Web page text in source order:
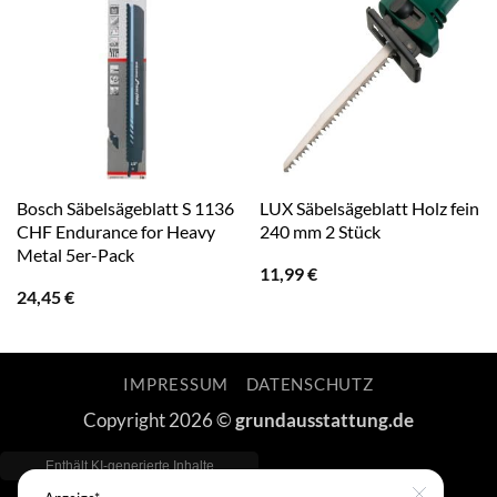
Bosch Säbelsägeblatt S 1136
CHF Endurance for Heavy
Metal 5er-Pack
24,45€
LUX Säbelsägeblatt Holz fein
240 mm 2 Stück
11,99€
IMPRESSUM DATENSCHUTZ
Copyright 2026 ©grundausstattung.de